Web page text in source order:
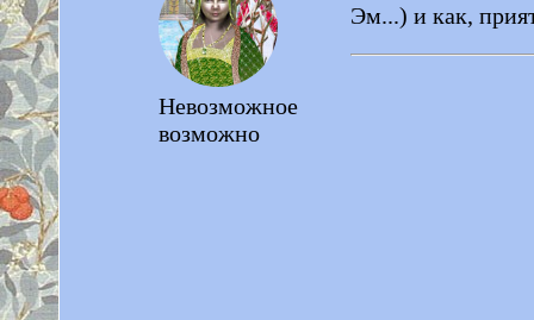
Невозможное
возможно
Эм...) и как,